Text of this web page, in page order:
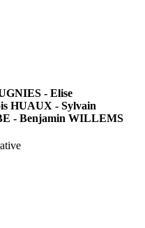
- Elise
HUAUX - Sylvain
- Benjamin WILLEMS